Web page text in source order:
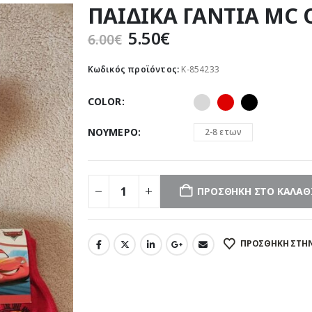
ΠΑΙΔΙΚΑ ΓΑΝΤΙΑ MC
6.00€ Original
was:
5.50€Η
τιμή
5.50€.
Κωδικός προϊόντος: Κ-854233
COLOR
ΝΟΥΜΕΡΟ 2-8 ετων
ΠΡΟΣΘΉΚΗ ΣΤΟ
ΠΡΌΣΘΉΚΗ